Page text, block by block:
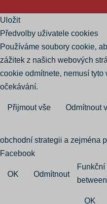
Uložit
Předvolby uživatele cookies
Používáme soubory cookie,
zážitek z našich webových
cookie odmítnete, nemusí
očekávání.
Přijmout vše Odmítnout
obchodní strategii a zejména
Facebook
OK Odmítnout
OK